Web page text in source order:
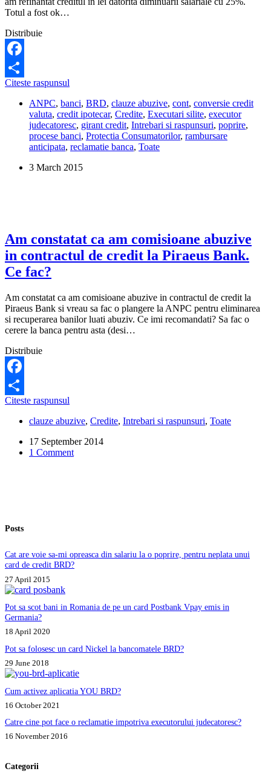
la
Totul a fost ok…
Distribuie
Facebook
Share
Citeste raspunsul
executa
silit,
atat
pe
mine
si
din
euro
in
de
facut?
ANPC, banci, BRD, clauze abuzive, cont, conversie credit
valuta, credit ipotecar, Credite, Executari silite, executor
judecatoresc, girant credit, Intrebari si raspunsuri, poprire,
procese banci, Protectia Consumatorilor, rambursare
anticipata, reclamatie banca, Toate
3 March 2015
Am constatat ca am comisioane abuzive
in contractul de credit la Piraeus Bank.
Ce fac?
Am constatat ca am comisioane abuzive in contractul de credit la
Piraeus Bank si vreau sa fac o plangere la ANPC pentru eliminarea
si recuperarea banilor luati abuziv. Ce imi recomandati? Sa fac o
cerere la banca pentru asta (desi…
Distribuie
Facebook
Share
Citeste raspunsul
ca
comisioane
abuzive
fac?
clauze abuzive, Credite, Intrebari si raspunsuri, Toate
17 September 2014
1 Comment
Posts
Cat are voie sa-mi opreasca din salariu la o poprire, pentru neplata unui
card de credit BRD?
27 April 2015
Pot sa scot bani in Romania de pe un card Postbank Vpay emis in
Germania?
18 April 2020
Pot sa folosesc un card Nickel la bancomatele BRD?
29 June 2018
Cum activez aplicatia YOU BRD?
16 October 2021
Catre cine pot face o reclamatie impotriva executorului judecatoresc?
16 November 2016
Categorii